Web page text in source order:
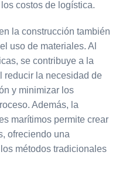
costos de logística.
la construcción también
uso de materiales. Al
se contribuye a la
reducir la necesidad de
y minimizar los
Además, la
marítimos permite crear
ofreciendo una
métodos tradicionales